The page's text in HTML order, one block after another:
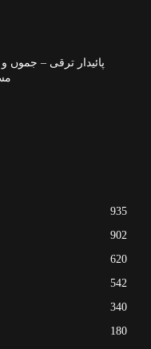
پائیدار ترقی –
935
902
620
542
340
180